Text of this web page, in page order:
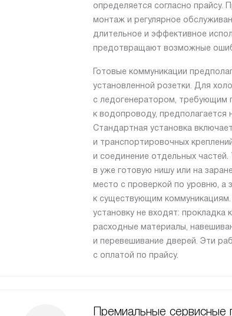
определяется согласно прайсу.
монтаж и регулярное
длительное и эффективное
предотвращают возможные
Готовые коммуникации
установленной розетки. Для
с ледогенератором, требующим
к водопроводу, предполагается
Стандартная установка
и транспортировочных
и соединение отдельных частей.
в уже готовую нишу или на
место с проверкой по уровню, а
к существующим
установку не входят: прокладка
расходные материалы,
и перевешивание дверей. Эти
с оплатой по прайсу.
Премиальные сервисные